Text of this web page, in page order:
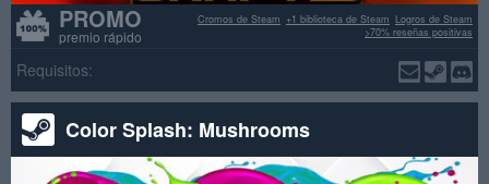
PROMO
premio rápido
Logros de Steam
+1 biblioteca de Steam
Cromos de Steam
>70% reseñas positivas
Requisitos:
Color Splash: Mushrooms